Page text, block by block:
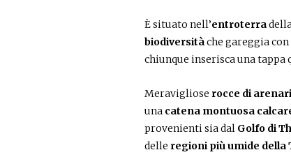
È situato nell’entroterra
biodiversitàche gareggia
chiunque inserisca una
Meravigliose rocce di
una catena montuosa
provenienti sia dal Golfo di
delle regioni più umide della